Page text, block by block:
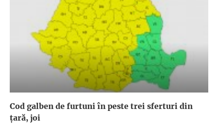
Cod galben de furtuni în peste trei sferturi din
țară, joi